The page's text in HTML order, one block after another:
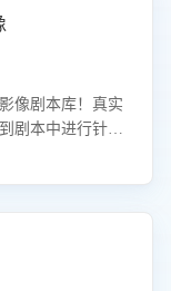
像剧本库！真实
剧本中进行针对
，一键开启客服